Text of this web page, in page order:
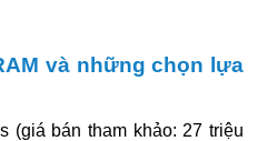
và những chọn lựa
(giá bán tham khảo: 27 triệu